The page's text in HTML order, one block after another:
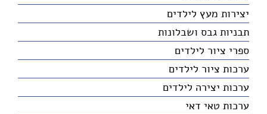
יצירות מעץ לילדים
תבניות גבס ושבלונות
ספרי ציור לילדים
ערכות ציור לילדים
ערכות יצירה לילדים
ערכות טאי דאי